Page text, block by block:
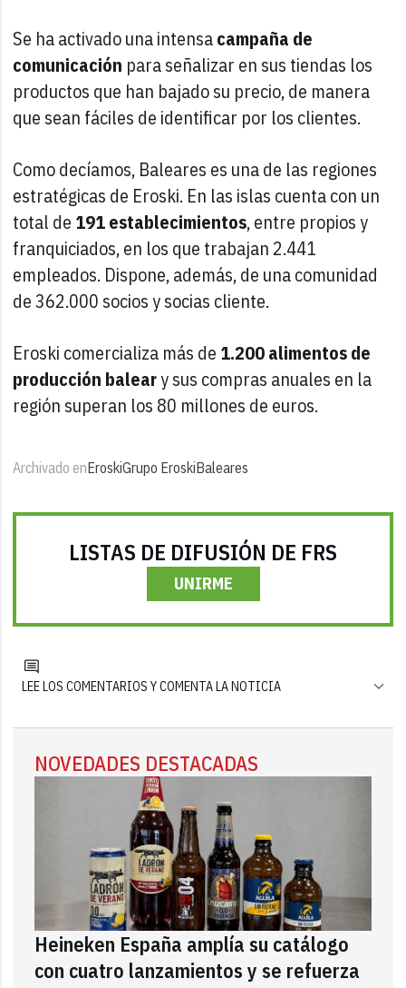
Se ha activado una intensacampaña de
comunicación para señalizar en sus tiendas los
productos que han bajado su precio, de manera
que sean fáciles de identificar por los clientes.
Como decíamos, Baleares es una de las regiones
estratégicas de Eroski. En las islas cuenta con un
total de 191 establecimientos, entre propios y
franquiciados, en los que trabajan 2.441
empleados. Dispone, además, de una comunidad
de 362.000 socios y socias cliente.
Eroski comercializa más de 1.200 alimentos de
producción baleary sus compras anuales en la
región superan los 80 millones de euros.
Archivado enEroskiGrupo EroskiBaleares
LISTAS DE DIFUSIÓN DE FRS
UNIRME
LEE LOS COMENTARIOS Y COMENTA LA NOTICIA
NOVEDADES DESTACADAS
Heineken España amplía su catálogo
con cuatro lanzamientos y se refuerza